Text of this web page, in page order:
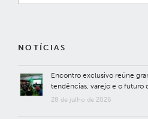
NOTÍCIAS
Encontro exclusivo reúne
tendências, varejo e o futuro
28 de julho de 2026